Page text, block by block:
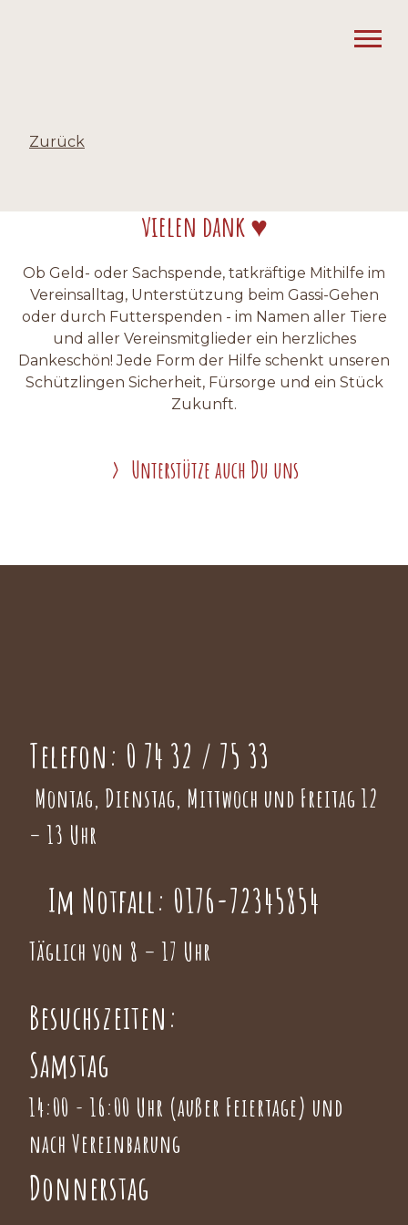
Zurück
vielen dank ♥
Ob Geld- oder Sachspende, tatkräftige Mithilfe im
Vereinsalltag, Unterstützung beim Gassi-Gehen
oder durch Futterspenden - im Namen aller Tiere
und aller Vereinsmitglieder ein herzliches
Dankeschön! Jede Form der Hilfe schenkt unseren
Schützlingen Sicherheit, Fürsorge und ein Stück
Zukunft.
Unterstütze auch Du uns
Telefon: 0 74 32 / 75 33
Montag, Dienstag, Mittwoch und Freitag 12
– 13 Uhr
Im Notfall: 0176-72345854
Täglich von 8 – 17 Uhr
Besuchszeiten:
Samstag
14:00 - 16:00 Uhr (außer Feiertage) und
nach Vereinbarung
Donnerstag